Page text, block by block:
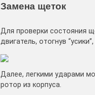
Замена щеток
Для проверки состояния
двигатель, отогнув
Далее, легкими ударами
ротор из корпуса.